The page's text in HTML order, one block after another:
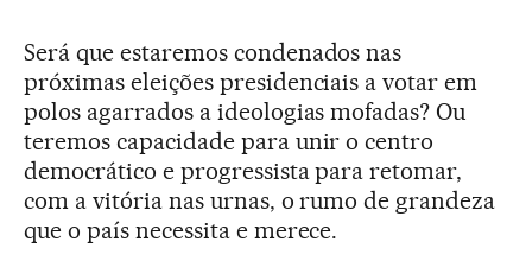
Será que estaremos condenados nas
próximas eleições presidenciais a votar em
polos agarrados a ideologias mofadas? Ou
teremos capacidade para unir o centro
democrático e progressista para retomar,
com a vitória nas urnas, o rumo de grandeza
que o país necessita e merece.